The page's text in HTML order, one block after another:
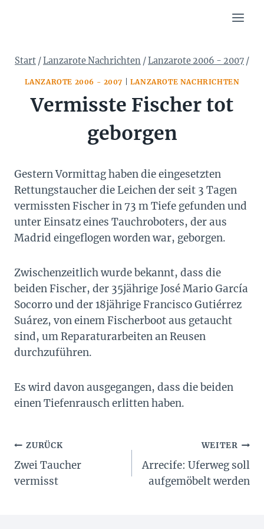
Start /Lanzarote Nachrichten /Lanzarote 2006 - 2007 /
LANZAROTE 2006 - 2007 LANZAROTE NACHRICHTEN
Vermisste Fischer tot
geborgen
Gestern Vormittag haben die eingesetzten
Rettungstaucher die Leichen der seit 3 Tagen
vermissten Fischer in 73 m Tiefe gefunden und
unter Einsatz eines Tauchroboters, der aus
Madrid eingeflogen worden war, geborgen.
Zwischenzeitlich wurde bekannt, dass die
beiden Fischer, der 35jährige José Mario García
Socorro und der 18jährige Francisco Gutiérrez
Suárez, von einem Fischerboot aus getaucht
sind, um Reparaturarbeiten an Reusen
durchzuführen.
Es wird davon ausgegangen, dass die beiden
einen Tiefenrausch erlitten haben.
Beitragsnavigation
ZURÜCK
Zwei Taucher
vermisst
WEITER
Arrecife: Uferweg soll
aufgemöbelt werden